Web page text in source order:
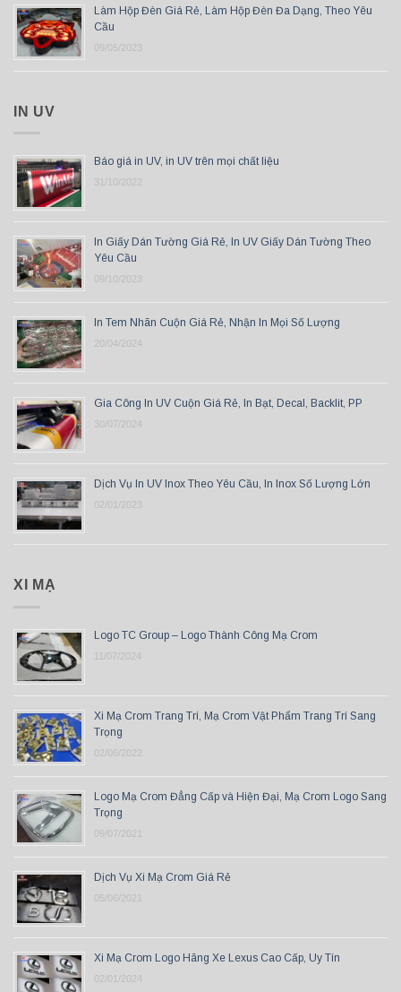
Làm Hộp Đèn Giá Rẻ, Làm Hộp Đèn Đa Dạng, Theo Yêu
Cầu
09/05/2023
IN UV
Báo giá in UV, in UV trên mọi chất liệu
31/10/2022
In Giấy Dán Tường Giá Rẻ, In UV Giấy Dán Tường Theo
Yêu Cầu
09/10/2023
In Tem Nhãn Cuộn Giá Rẻ, Nhận In Mọi Số Lượng
20/04/2024
Gia Công In UV Cuộn Giá Rẻ, In Bạt, Decal, Backlit, PP
30/07/2024
Dịch Vụ In UV Inox Theo Yêu Cầu, In Inox Số Lượng Lớn
02/01/2023
XI MẠ
Logo TC Group – Logo Thành Công Mạ Crom
11/07/2024
Xi Mạ Crom Trang Trí, Mạ Crom Vật Phẩm Trang Trí Sang
Trọng
02/06/2022
Logo Mạ Crom Đẳng Cấp và Hiện Đại, Mạ Crom Logo Sang
Trọng
09/07/2021
Dịch Vụ Xi Mạ Crom Giá Rẻ
05/06/2021
Xi Mạ Crom Logo Hãng Xe Lexus Cao Cấp, Uy Tín
02/01/2024